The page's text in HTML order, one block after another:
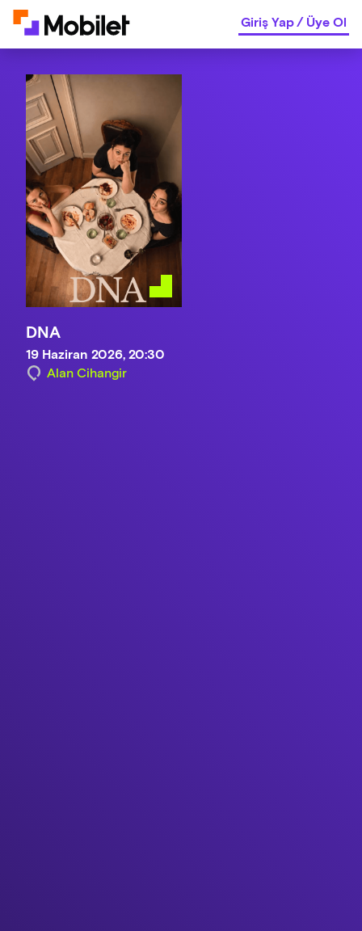
Giriş Yap/Üye Ol
DNA
19 Haziran 2026, 20:30
Alan Cihangir